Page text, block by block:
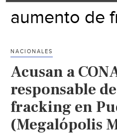
aumento de
NACIONALES
Acusan a
responsable
fracking en
(Megalópolis